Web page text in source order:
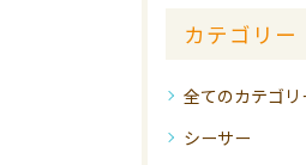
カテゴリー
全てのカテゴリ
シーサー